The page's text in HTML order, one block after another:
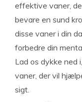
effektive vaner,
bevare en sund
disse vaner i din
forbedre din
Lad os dykke ned
vaner, der vil
sigt.